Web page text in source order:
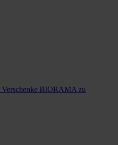
Verschenke BIORAMA zu